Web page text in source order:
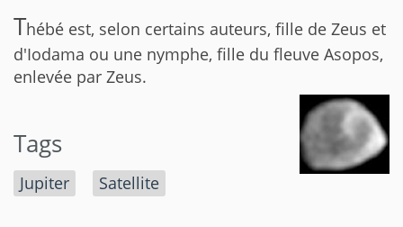
Thébé est, selon certains auteurs, fille de Zeus et
d'Iodama ou une nymphe, fille du fleuve Asopos,
enlevée par Zeus.
Tags
Jupiter Satellite